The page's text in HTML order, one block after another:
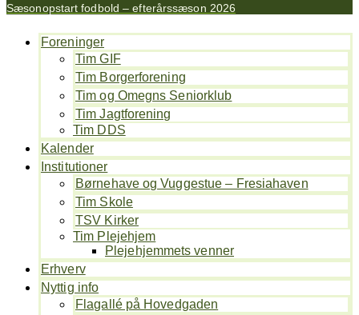
Sæsonopstart fodbold – efterårssæson 2026
Foreninger
Tim GIF
Tim Borgerforening
Tim og Omegns Seniorklub
Tim Jagtforening
Tim DDS
Kalender
Institutioner
Børnehave og Vuggestue – Fresiahaven
Tim Skole
TSV Kirker
Tim Plejehjem
Plejehjemmets venner
Erhverv
Nyttig info
Flagallé på Hovedgaden